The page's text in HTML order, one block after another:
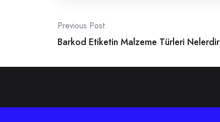
Post
navigation
Previous Post
Barkod Etiketin Malzeme Türleri Nelerdir